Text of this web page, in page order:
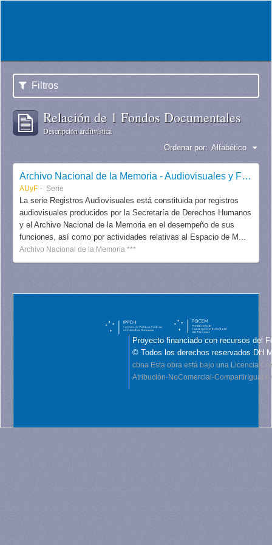
Filtros
Relación de 1 Fondos Documentales
Descripción archivística
Ordenar por: Alfabético
Archivo Nacional de la Memoria - Audiovisuales y Fotografías
AUyF Serie
La serie Registros Audiovisuales está constituida por registros
audiovisuales producidos por la Secretaría de Derechos Humanos
y el Archivo Nacional de la Memoria en el desempeño de sus
funciones, así como por actividades relativas al Espacio de M...
Archivo Nacional de la Memoria ***
Proyecto financiado con recursos del
© Todos los derechos reservados DH
cbna Esta obra está bajo una Licencia
Atribución-NoComercial-CompartirIgual